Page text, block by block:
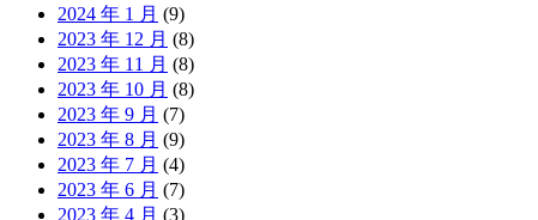
2024 年 1 月 (9)
2023 年 12 月 (8)
2023 年 11 月 (8)
2023 年 10 月 (8)
2023 年 9 月 (7)
2023 年 8 月 (9)
2023 年 7 月 (4)
2023 年 6 月 (7)
2023 年 4 月 (3)